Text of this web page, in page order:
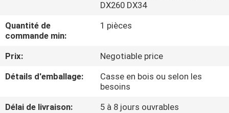
DE
NOUS
VISITE
D'USINE
DX260 DX34
Quantité de
commande min:
1 pièces
Prix:
Negotiable price
Détails d'emballage:
Casse en bois ou selon les
besoins
Délai de livraison:
5 à 8 jours ouvrables